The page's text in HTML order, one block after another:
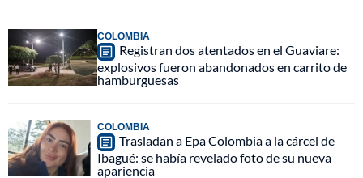
COLOMBIA
Registran dos atentados en el Guaviare:
explosivos fueron abandonados en carrito de
hamburguesas
COLOMBIA
Trasladan a Epa Colombia a la cárcel de
Ibagué: se había revelado foto de su nueva
apariencia